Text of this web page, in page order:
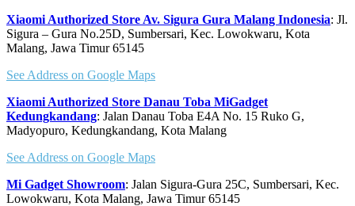
Xiaomi Authorized Store Av. Sigura Gura Malang Indonesia: Jl.
Sigura – Gura No.25D, Sumbersari, Kec. Lowokwaru, Kota
Malang, Jawa Timur 65145
See Address on Google Maps
Xiaomi Authorized Store Danau Toba MiGadget
Kedungkandang: Jalan Danau Toba E4A No. 15 Ruko G,
Madyopuro, Kedungkandang, Kota Malang
See Address on Google Maps
Mi Gadget Showroom: Jalan Sigura-Gura 25C, Sumbersari, Kec.
Lowokwaru, Kota Malang, Jawa Timur 65145